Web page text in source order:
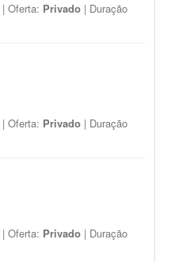
| Oferta: Privado | Duração
| Oferta: Privado | Duração
| Oferta: Privado | Duração